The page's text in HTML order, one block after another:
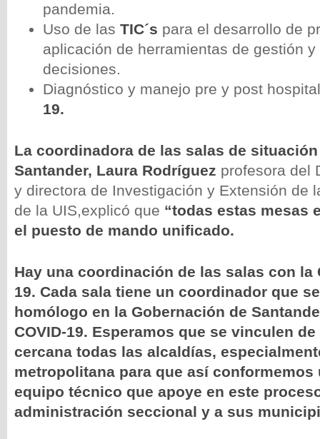
pandemia.
Uso de las TIC´s para el desarrollo de
aplicación de herramientas de gestión y
decisiones.
Diagnóstico y manejo pre y post
19.
La coordinadora de las salas de situación
Santander, Laura Rodríguez profesora del
y directora de Investigación y Extensión de
de la UIS,explicó que “todas estas mesas
el puesto de mando unificado.
Hay una coordinación de las salas con la
19. Cada sala tiene un coordinador que
homólogo en la Gobernación de
COVID-19. Esperamos que se vinculen
cercana todas las alcaldías,
metropolitana para que así conformemos
equipo técnico que apoye en este
administración seccional y a sus